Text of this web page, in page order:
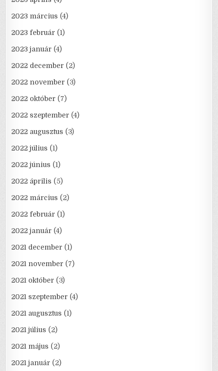
2023 március (4)
2023 február (1)
2023 január (4)
2022 december (2)
2022 november (3)
2022 október (7)
2022 szeptember (4)
2022 augusztus (3)
2022 július (1)
2022 június (1)
2022 április (5)
2022 március (2)
2022 február (1)
2022 január (4)
2021 december (1)
2021 november (7)
2021 október (3)
2021 szeptember (4)
2021 augusztus (1)
2021 július (2)
2021 május (2)
2021 január (2)